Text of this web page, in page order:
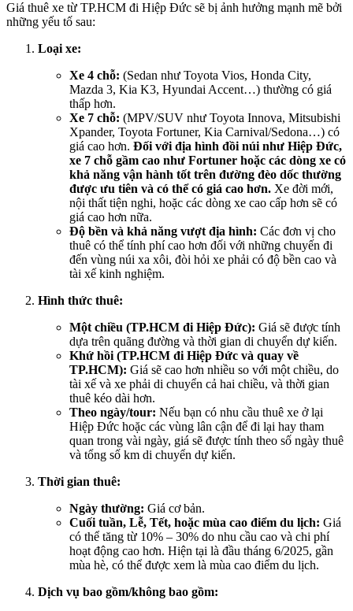
Giá thuê xe từ TP.HCM đi Hiệp Đức sẽ bị ảnh hưởng mạnh mẽ bởi
những yếu tố sau:
Loại xe:
Xe 4 chỗ: (Sedan như Toyota Vios, Honda City,
Mazda 3, Kia K3, Hyundai Accent…) thường có giá
thấp hơn.
Xe 7 chỗ: (MPV/SUV như Toyota Innova, Mitsubishi
Xpander, Toyota Fortuner, Kia Carnival/Sedona…) có
giá cao hơn. Đối với địa hình đồi núi như Hiệp Đức,
xe 7 chỗ gầm cao như Fortuner hoặc các dòng xe có
khả năng vận hành tốt trên đường đèo dốc thường
được ưu tiên và có thể có giá cao hơn. Xe đời mới,
nội thất tiện nghi, hoặc các dòng xe cao cấp hơn sẽ có
giá cao hơn nữa.
Độ bền và khả năng vượt địa hình: Các đơn vị cho
thuê có thể tính phí cao hơn đối với những chuyến đi
đến vùng núi xa xôi, đòi hỏi xe phải có độ bền cao và
tài xế kinh nghiệm.
Hình thức thuê:
Một chiều (TP.HCM đi Hiệp Đức): Giá sẽ được tính
dựa trên quãng đường và thời gian di chuyển dự kiến.
Khứ hồi (TP.HCM đi Hiệp Đức và quay về
TP.HCM): Giá sẽ cao hơn nhiều so với một chiều, do
tài xế và xe phải di chuyển cả hai chiều, và thời gian
thuê kéo dài hơn.
Theo ngày/tour: Nếu bạn có nhu cầu thuê xe ở lại
Hiệp Đức hoặc các vùng lân cận để đi lại hay tham
quan trong vài ngày, giá sẽ được tính theo số ngày thuê
và tổng số km di chuyển dự kiến.
Thời gian thuê:
Ngày thường: Giá cơ bản.
Cuối tuần, Lễ, Tết, hoặc mùa cao điểm du lịch: Giá
có thể tăng từ 10% – 30% do nhu cầu cao và chi phí
hoạt động cao hơn. Hiện tại là đầu tháng 6/2025, gần
mùa hè, có thể được xem là mùa cao điểm du lịch.
Dịch vụ bao gồm/không bao gồm: